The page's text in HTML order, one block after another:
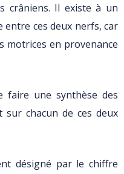
crâniens. Il existe à un
ces deux nerfs, car
motrices en provenance
faire une synthèse des
sur chacun de ces deux
désigné par le chiffre